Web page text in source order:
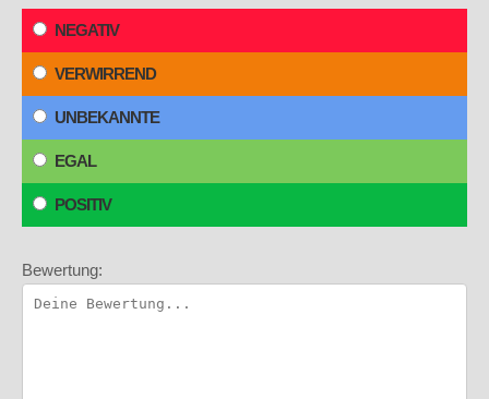
NEGATIV
VERWIRREND
UNBEKANNTE
EGAL
POSITIV
Bewertung: